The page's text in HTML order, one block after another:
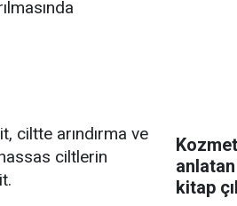
ciltte arındırma ve
ciltlerin
kitap